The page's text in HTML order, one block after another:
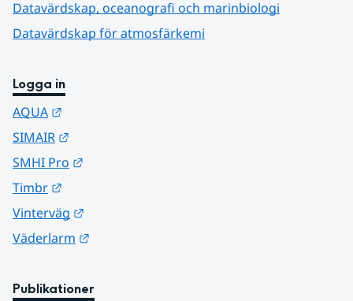
Datavärdskap, oceanografi och marinbiologi
Datavärdskap för atmosfärkemi
Logga in
AQUA
SIMAIR
SMHI Pro
Timbr
Vinterväg
Väderlarm
Publikationer